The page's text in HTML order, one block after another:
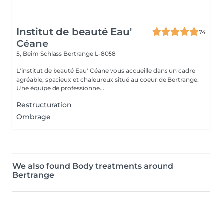
Institut de beauté Eau'
Céane
74
5, Beim Schlass Bertrange L-8058
L'institut de beauté Eau' Céane vous accueille dans un cadre
agréable, spacieux et chaleureux situé au coeur de Bertrange.
Une équipe de professionne...
Restructuration
Ombrage
We also found Body treatments around
Bertrange